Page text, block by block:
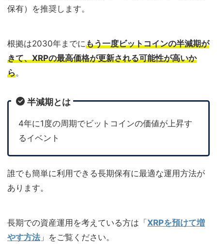
保有）を推奨します。
根拠は2030年までにもう一度ビットコインの半減期が
きて、XRPの最高価格が更新される可能性が高いか
ら。
半減期とは
4年に1度の周期でビットコインの価値が上昇す
るイベント
誰でも簡単に利用できる長期保有に最適な運用方法が
あります。
長期での資産運用を考えている方は「 XRPを預けて増
やす方法 」をご覧ください。